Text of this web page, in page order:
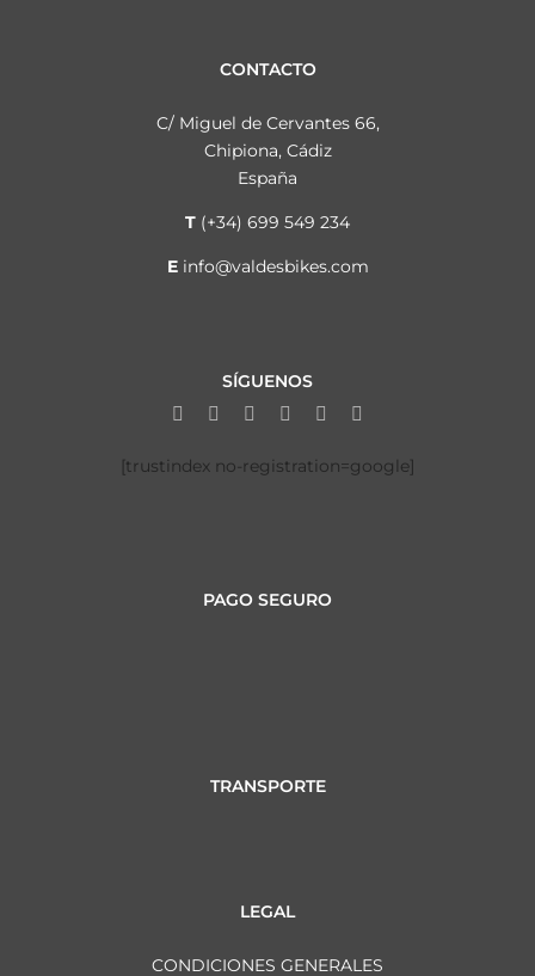
CONTACTO
C/ Miguel de Cervantes 66,
Chipiona, Cádiz
España
T (+34) 699 549 234
E info@valdesbikes.com
SÍGUENOS
[trustindex no-registration=google]
PAGO SEGURO
TRANSPORTE
LEGAL
CONDICIONES GENERALES